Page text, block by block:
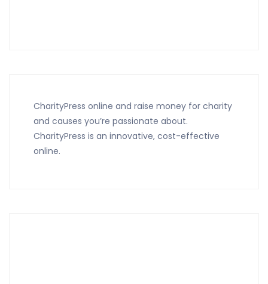
CharityPress online and raise money for charity
and causes you’re passionate about.
CharityPress is an innovative, cost-effective
online.